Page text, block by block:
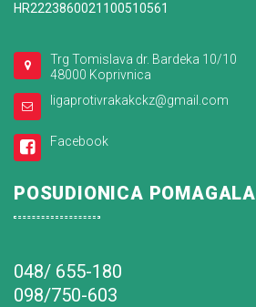
HR2223860021100510561
Trg Tomislava dr. Bardeka 10/10
48000 Koprivnica
ligaprotivrakakckz@gmail.com
Facebook
POSUDIONICA POMAGALA
048/ 655-180
098/750-603